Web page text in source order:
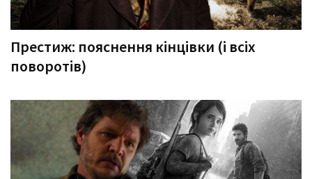
Престиж: пояснення кінцівки (і всіх
поворотів)